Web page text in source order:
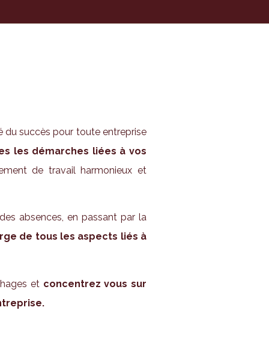
du succès pour toute entreprise
les démarches liées à vos
de travail harmonieux et
absences, en passant par la
de tous les aspects liés à
et concentrez vous sur